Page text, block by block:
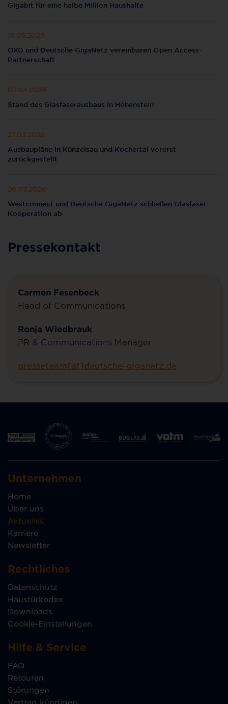
Gigabit für eine halbe Million Haushalte
19.05.2026
OXG und Deutsche GigaNetz vereinbaren Open Access-
Partnerschaft
07.04.2026
Stand des Glasfaserausbaus in Hohenstein
27.03.2026
Ausbaupläne in Künzelsau und Kochertal vorerst
zurückgestellt
26.03.2026
Westconnect und Deutsche GigaNetz schließen Glasfaser-
Kooperation ab
Pressekontakt
Carmen Fesenbeck
Head of Communications
Ronja Wiedbrauk
PR & Communications Manager
presseteam[at]deutsche-giganetz.de
Unternehmen
Home
Über uns
Aktuelles
Karriere
Newsletter
Rechtliches
Datenschutz
Haustürkodex
Downloads
Cookie-Einstellungen
Hilfe & Service
FAQ
Retouren
Störungen
Vertrag kündigen